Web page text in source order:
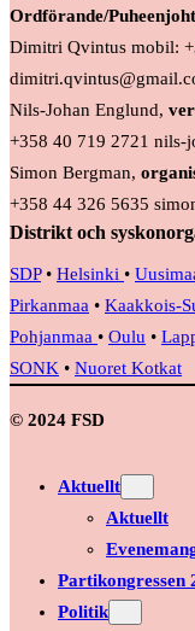
Ordförande/
Dimitri Qvintus mobil:
Nils-Johan Englund,
+358 40 719 2721 nils-
Simon Bergman,
+358 44 326 5635
Distrikt och
SDP• Helsinki •
Pirkanmaa • Kaakkois-
Pohjanmaa • Oulu •
SONK • Nuoret Kotkat
© 2024 FSD
Aktuellt
Aktuellt
Partikongressen
Politik